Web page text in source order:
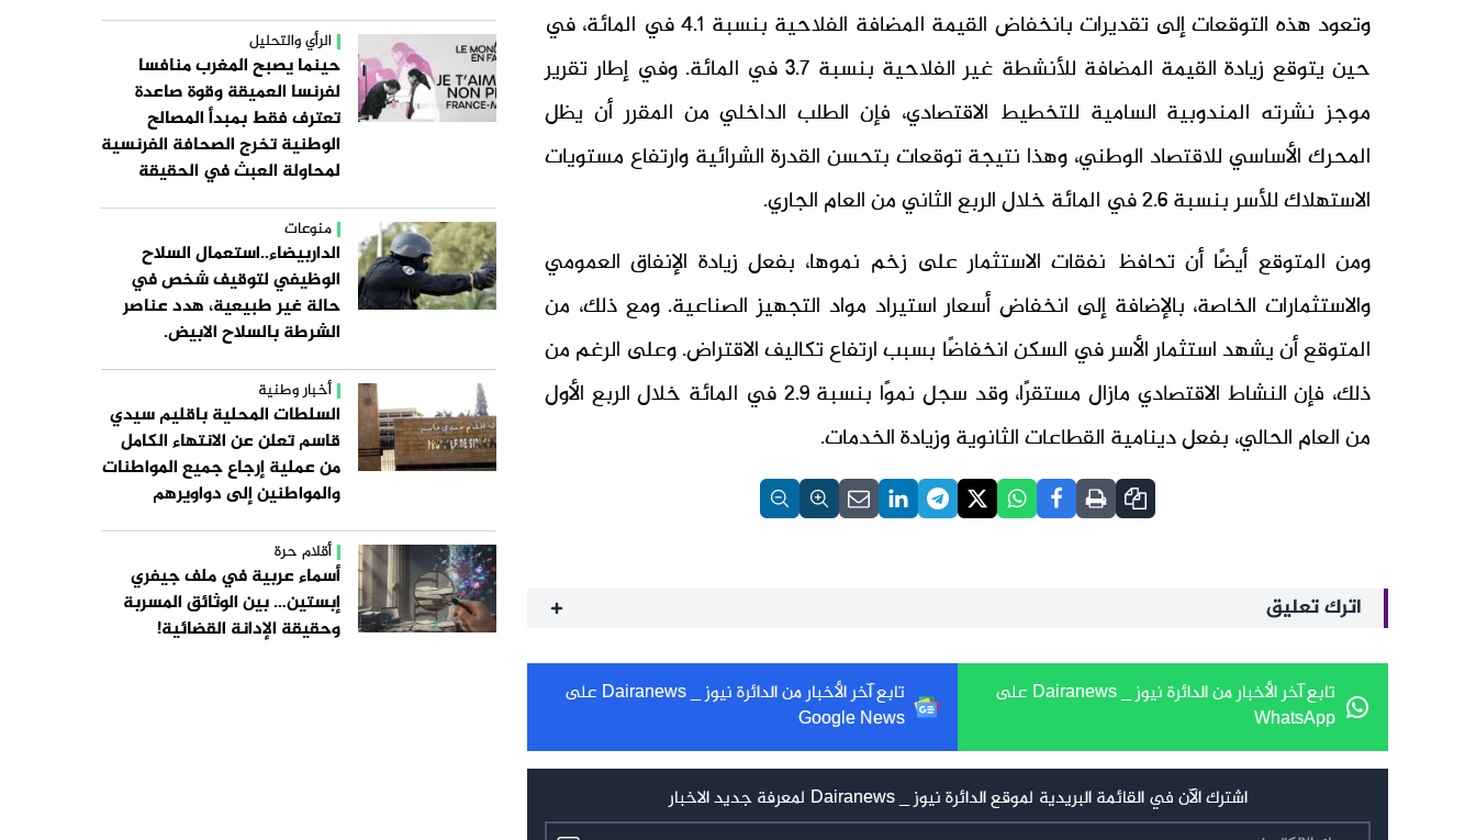
وتعود هذه التوقعات إلى تقديرات بانخفاض القيمة المضافة الفلاحية بنسبة 4.1 في المائة، في
حين يتوقع زيادة القيمة المضافة للأنشطة غير الفلاحية بنسبة 3.7 في المائة. وفي إطار تقرير
موجز نشرته المندوبية السامية للتخطيط الاقتصادي، فإن الطلب الداخلي من المقرر أن يظل
المحرك الأساسي للاقتصاد الوطني، وهذا نتيجة توقعات بتحسن القدرة الشرائية وارتفاع مستويات
الاستهلاك للأسر بنسبة 2.6 في المائة خلال الربع الثاني من العام الجاري.
ومن المتوقع أيضًا أن تحافظ نفقات الاستثمار على زخم نموها، بفعل زيادة الإنفاق العمومي
والاستثمارات الخاصة، بالإضافة إلى انخفاض أسعار استيراد مواد التجهيز الصناعية. ومع ذلك، من
المتوقع أن يشهد استثمار الأسر في السكن انخفاضًا بسبب ارتفاع تكاليف الاقتراض. وعلى الرغم من
ذلك، فإن النشاط الاقتصادي مازال مستقرًا، وقد سجل نموًا بنسبة 2.9 في المائة خلال الربع الأول
من العام الحالي، بفعل دينامية القطاعات الثانوية وزيادة الخدمات.
اترك تعليق
تابع آخر الأخبار من الدائرة نيوز _ Dairanews على
WhatsApp
تابع آخر الأخبار من الدائرة نيوز _ Dairanews على
Google News
اشترك الآن في القائمة البريدية لموقع الدائرة نيوز _ Dairanews لمعرفة جديد الاخبار
الرأي والتحليل
حينما يصبح المغرب منافسا
لفرنسا العميقة وقوة صاعدة
تعترف فقط بمبدأ المصالح
الوطنية تخرج الصحافة الفرنسية
لمحاولة العبث في الحقيقة
منوعات
الداربيضاء..استعمال السلاح
الوظيفي لتوقيف شخص في
حالة غير طبيعية، هدد عناصر
الشرطة بالسلاح الابيض.
أخبار وطنية
السلطات المحلية باقليم سيدي
قاسم تعلن عن الانتهاء الكامل
من عملية إرجاع جميع المواطنات
والمواطنين إلى دواويرهم
أقلام حرة
أسماء عربية في ملف جيفري
إبستين… بين الوثائق المسربة
وحقيقة الإدانة القضائية!